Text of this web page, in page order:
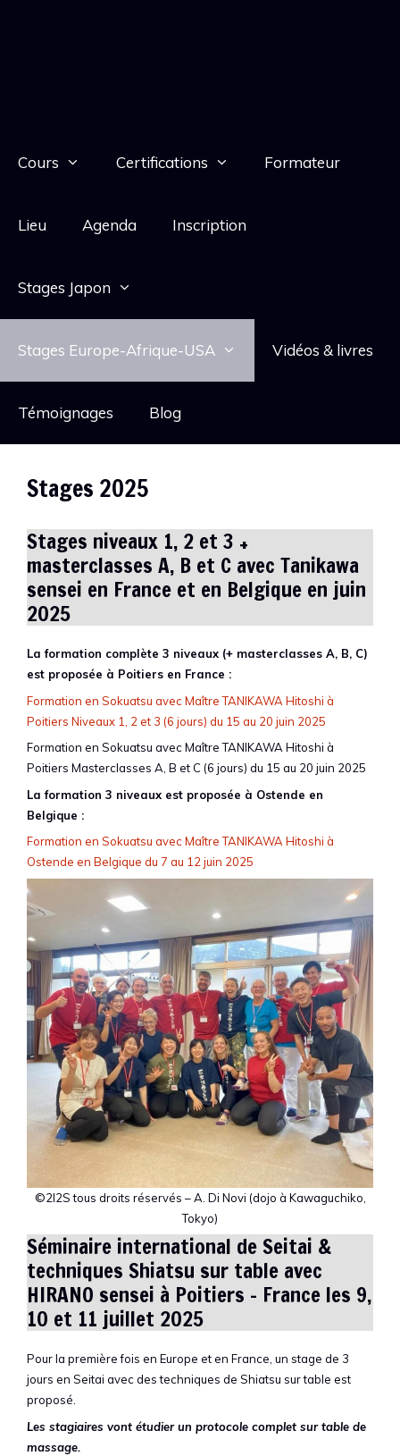
Cours Certifications Formateur
Lieu Agenda Inscription
Stages Japon
Stages Europe-Afrique-USA Vidéos & livres
Témoignages Blog
Stages 2025
Stages niveaux 1, 2 et 3 +
masterclasses A, B et C avec Tanikawa
sensei en France et en Belgique en juin
2025
La formation complète 3 niveaux (+ masterclasses A, B, C)
est proposée à Poitiers en France :
Formation en Sokuatsu avec Maître TANIKAWA Hitoshi à
Poitiers Niveaux 1, 2 et 3 (6 jours) du 15 au 20 juin 2025
Formation en Sokuatsu avec Maître TANIKAWA Hitoshi à
Poitiers Masterclasses A, B et C (6 jours) du 15 au 20 juin 2025
La formation 3 niveaux est proposée à Ostende en
Belgique :
Formation en Sokuatsu avec Maître TANIKAWA Hitoshi à
Ostende en Belgique du 7 au 12 juin 2025
©2I2S tous droits réservés – A. Di Novi (dojo à Kawaguchiko,
Tokyo)
Séminaire international de Seitai &
techniques Shiatsu sur table avec
HIRANO sensei à Poitiers – France les 9,
10 et 11 juillet 2025
Pour la première fois en Europe et en France, un stage de 3
jours en Seitai avec des techniques de Shiatsu sur table est
proposé.
Les stagiaires vont étudier un protocole complet sur table de
massage.